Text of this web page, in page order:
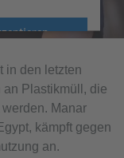
in den letzten
Plastikmüll, die
Manar
kämpft gegen
an.